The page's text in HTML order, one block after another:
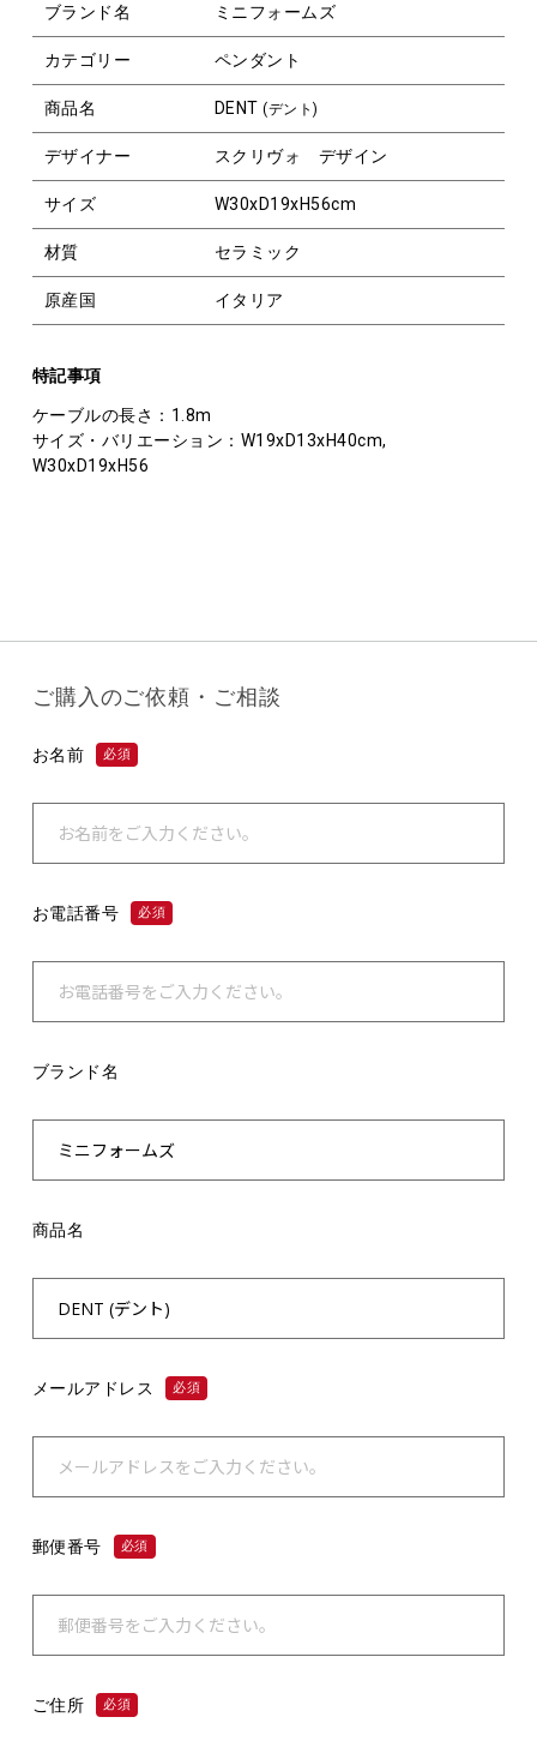
ブランド名 ミニフォームズ
カテゴリー ペンダント
商品名 DENT(デント)
デザイナー スクリヴォ デザイン
サイズ W30xD19xH56cm
材質 セラミック
原産国 イタリア
特記事項
ケーブルの長さ：1.8m
サイズ・バリエーション：W19xD13xH40cm,
W30xD19xH56
ご購入のご依頼・ご相談
お名前 必須
お電話番号 必須
ブランド名
商品名
メールアドレス 必須
郵便番号 必須
ご住所 必須